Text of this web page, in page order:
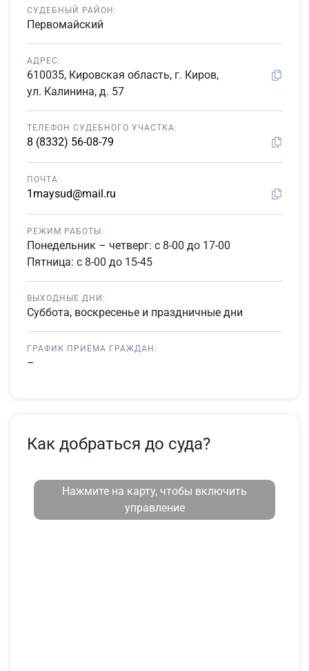
СУДЕБНЫЙ РАЙОН:
Первомайский
АДРЕС:
610035, Кировская область, г. Киров,
ул. Калинина, д. 57
ТЕЛЕФОН СУДЕБНОГО УЧАСТКА:
8 (8332) 56-08-79
ПОЧТА:
1maysud@mail.ru
РЕЖИМ РАБОТЫ:
Понедельник – четверг: с 8-00 до 17-00
Пятница: с 8-00 до 15-45
ВЫХОДНЫЕ ДНИ:
Суббота, воскресенье и праздничные дни
ГРАФИК ПРИЁМА ГРАЖДАН:
–
Как добраться до суда?
Нажмите на карту, чтобы включить
управление